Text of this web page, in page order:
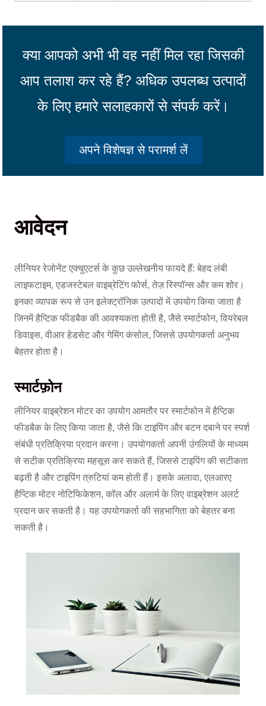
क्या आपको अभी भी वह नहीं मिल रहा जिसकी
आप तलाश कर रहे हैं? अधिक उपलब्ध उत्पादों
के लिए हमारे सलाहकारों से संपर्क करें।
अपने विशेषज्ञ से परामर्श लें
आवेदन
लीनियर रेजोनेंट एक्चुएटर्स के कुछ उल्लेखनीय फायदे हैं: बेहद लंबी
लाइफटाइम, एडजस्टेबल वाइब्रेटिंग फोर्स, तेज़ रिस्पॉन्स और कम शोर।
इनका व्यापक रूप से उन इलेक्ट्रॉनिक उत्पादों में उपयोग किया जाता है
जिनमें हैप्टिक फीडबैक की आवश्यकता होती है, जैसे स्मार्टफोन, वियरेबल
डिवाइस, वीआर हेडसेट और गेमिंग कंसोल, जिससे उपयोगकर्ता अनुभव
बेहतर होता है।
स्मार्टफ़ोन
लीनियर वाइब्रेशन मोटर का उपयोग आमतौर पर स्मार्टफोन में हैप्टिक
फीडबैक के लिए किया जाता है, जैसे कि टाइपिंग और बटन दबाने पर स्पर्श
संबंधी प्रतिक्रिया प्रदान करना। उपयोगकर्ता अपनी उंगलियों के माध्यम
से सटीक प्रतिक्रिया महसूस कर सकते हैं, जिससे टाइपिंग की सटीकता
बढ़ती है और टाइपिंग त्रुटियां कम होती हैं। इसके अलावा, एलआरए
हैप्टिक मोटर नोटिफिकेशन, कॉल और अलार्म के लिए वाइब्रेशन अलर्ट
प्रदान कर सकती है। यह उपयोगकर्ता की सहभागिता को बेहतर बना
सकती है।